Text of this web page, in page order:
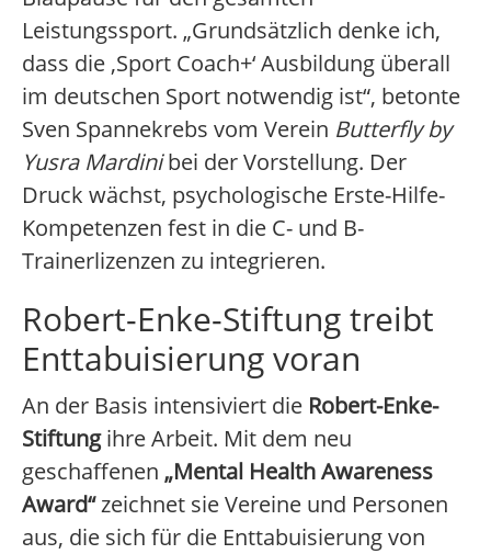
Leistungssport. „Grundsätzlich denke ich,
dass die ‚Sport Coach+‘ Ausbildung überall
im deutschen Sport notwendig ist“, betonte
Sven Spannekrebs vom Verein Butterfly by
Yusra Mardinibei der Vorstellung. Der
Druck wächst, psychologische Erste-Hilfe-
Kompetenzen fest in die C- und B-
Trainerlizenzen zu integrieren.
Robert-Enke-Stiftung treibt
Enttabuisierung voran
An der Basis intensiviert die Robert-Enke-
Stiftungihre Arbeit. Mit dem neu
geschaffenen „Mental Health Awareness
Award“zeichnet sie Vereine und Personen
aus, die sich für die Enttabuisierung von